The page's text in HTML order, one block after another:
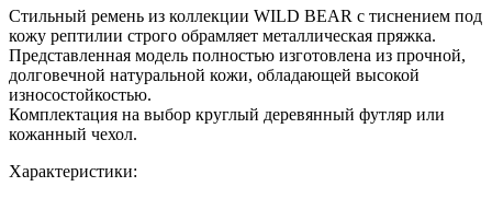
Стильный ремень из коллекции WILD BEAR с тиснением под
кожу рептилии строго обрамляет металлическая пряжка.
Представленная модель полностью изготовлена из прочной,
долговечной натуральной кожи, обладающей высокой
износостойкостью.
Комплектация на выбор круглый деревянный футляр или
кожанный чехол.
Характеристики: